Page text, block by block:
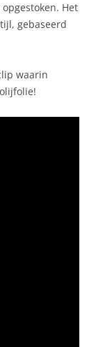
Het
gebaseerd
waarin